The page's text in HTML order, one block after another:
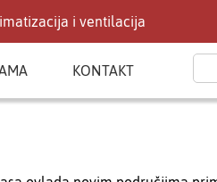
i ventilacija
KONTAKT